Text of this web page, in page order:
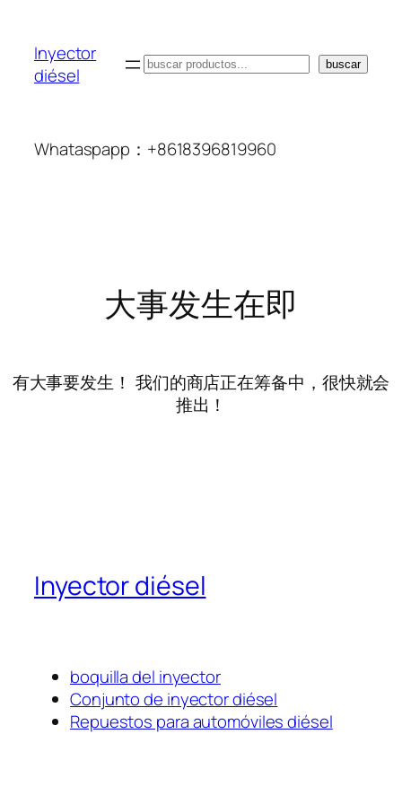
Inyector
diésel
搜
buscar
Whataspapp：+8618396819960
大事发生在即
有大事要发生！ 我们的商店正在筹备中，很快就会
推出！
Inyector diésel
boquilla del inyector
Conjunto de inyector diésel
Repuestos para automóviles diésel